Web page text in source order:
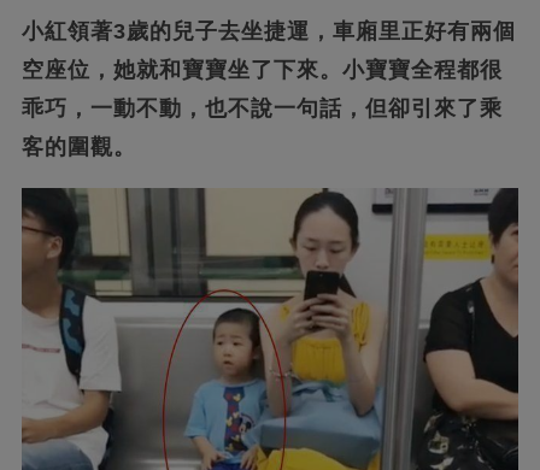
小紅領著3歲的兒子去坐捷運，車廂里正好有兩個
空座位，她就和寶寶坐了下來。小寶寶全程都很
乖巧，一動不動，也不說一句話，但卻引來了乘
客的圍觀。